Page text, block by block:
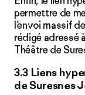
permettre de
l’envoi massif
rédigé adressé
Théâtre de
3.3 Liens
de Suresnes